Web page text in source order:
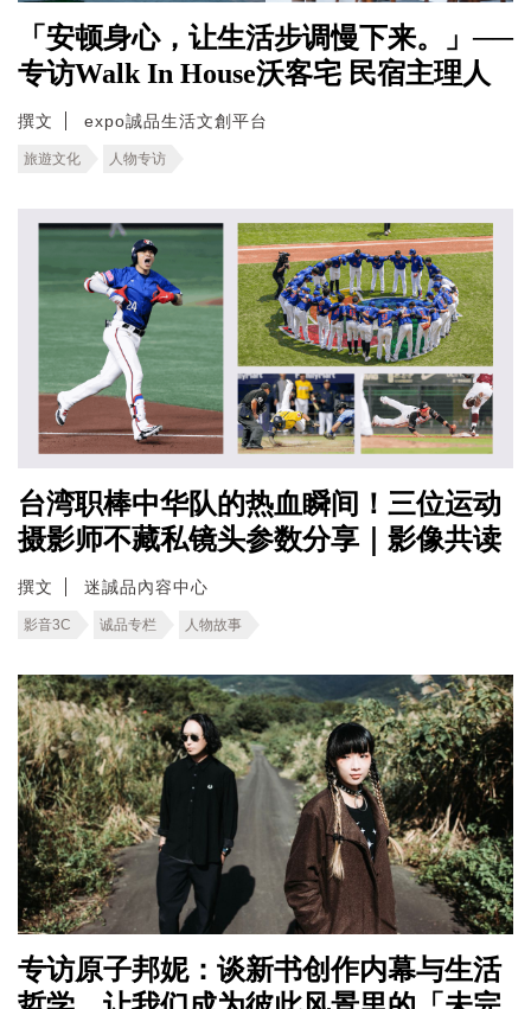
「安顿身心，让生活步调慢下来。」──
专访Walk In House沃客宅 民宿主理人
撰文 expo誠品生活文創平台
旅遊文化 人物专访
台湾职棒中华队的热血瞬间！三位运动
摄影师不藏私镜头参数分享｜影像共读
撰文 迷誠品內容中心
影音3C 诚品专栏 人物故事
专访原子邦妮：谈新书创作内幕与生活